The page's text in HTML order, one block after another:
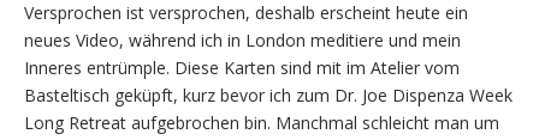
Versprochen ist versprochen, deshalb erscheint heute ein
neues Video, während ich in London meditiere und mein
Inneres entrümple. Diese Karten sind mit im Atelier vom
Basteltisch geküpft, kurz bevor ich zum Dr. Joe Dispenza Week
Long Retreat aufgebrochen bin. Manchmal schleicht man um